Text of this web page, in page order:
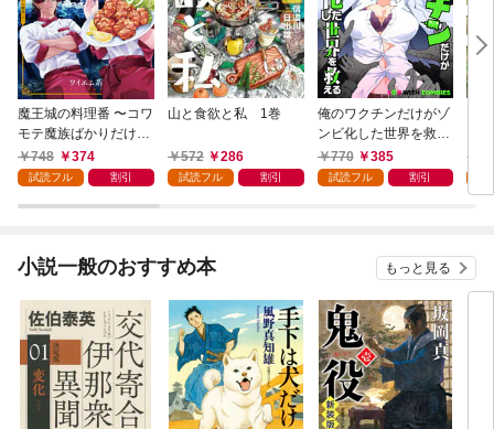
魔王城の料理番 〜コワ
モテ魔族ばかりだけ
ど、ホワイトな職場で
す〜 1巻
748 374
試読フル 割引
山と食欲と私 1巻
572 286
試読フル 割引
俺のワクチンだけがゾ
ンビ化した世界を救え
る 1巻
770 385
試読フル 割引
小説一般のおすすめ本 もっと見る